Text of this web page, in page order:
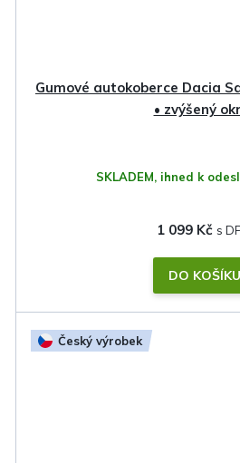
Gumové autokoberce Dacia
• zvýšený
SKLADEM, ihned k
1 099 Kč
DO KOŠÍKU
Český výrobek